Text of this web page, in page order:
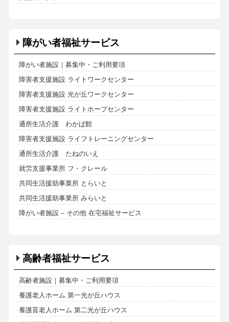
障がい者福祉サービス
障がい者施設｜募集中・ご利用要項
障害者支援施設 ライトワークセンター
障害者支援施設 光が丘ワークセンター
障害者支援施設 ライトホープセンター
通所生活介護 わかば館
障害者支援施設 ライフトレーニングセンター
通所生活介護 たねのいえ
就労支援事業所 フ・クレール
共同生活援助事業所 とらいと
共同生活援助事業所 みらいと
障がい者施設 – その他 在宅福祉サービス
高齢者福祉サービス
高齢者施設｜募集中・ご利用要項
養護老人ホーム 第一光が丘ハウス
養護盲老人ホーム 第二光が丘ハウス